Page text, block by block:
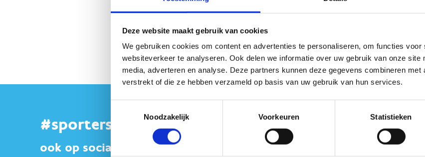
Deze website maakt gebruik van cookies
We gebruiken cookies om content en advertenties te personaliseren, om functies voor
websiteverkeer te analyseren. Ook delen we informatie over uw gebruik van onze site
media, adverteren en analyse. Deze partners kunnen deze gegevens combineren met
verstrekt of die ze hebben verzameld op basis van uw gebruik van hun services.
Noodzakelijk
Voorkeuren Statistieken
manier kennis met de nieuwste inzichten. Meer informatie en inschrijven via de link
Schrijf je in
#sportersbelevenmeer
ook op sociale media